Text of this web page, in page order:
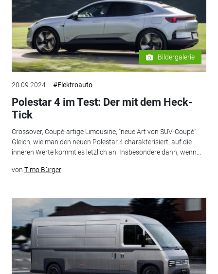
Bildergalerie
20.09.2024 #Elektroauto
Polestar 4 im Test: Der mit dem Heck-
Tick
Crossover, Coupé-artige Limousine, "neue Art von SUV-Coupé".
Gleich, wie man den neuen Polestar 4 charakterisiert, auf die
inneren Werte kommt es letzlich an. Insbesondere dann, wenn...
von Timo Bürger